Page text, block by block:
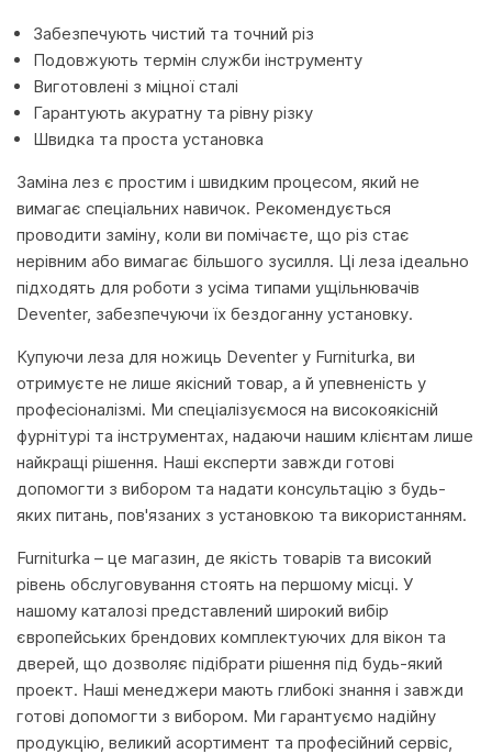
Забезпечують чистий та точний різ
Подовжують термін служби інструменту
Виготовлені з міцної сталі
Гарантують акуратну та рівну різку
Швидка та проста установка
Заміна лез є простим і швидким процесом, який не
вимагає спеціальних навичок. Рекомендується
проводити заміну, коли ви помічаєте, що різ стає
нерівним або вимагає більшого зусилля. Ці леза ідеально
підходять для роботи з усіма типами ущільнювачів
Deventer, забезпечуючи їх бездоганну установку.
Купуючи леза для ножиць Deventer у Furniturka, ви
отримуєте не лише якісний товар, а й упевненість у
професіоналізмі. Ми спеціалізуємося на високоякісній
фурнітурі та інструментах, надаючи нашим клієнтам лише
найкращі рішення. Наші експерти завжди готові
допомогти з вибором та надати консультацію з будь-
яких питань, пов'язаних з установкою та використанням.
Furniturka – це магазин, де якість товарів та високий
рівень обслуговування стоять на першому місці. У
нашому каталозі представлений широкий вибір
європейських брендових комплектуючих для вікон та
дверей, що дозволяє підібрати рішення під будь-який
проект. Наші менеджери мають глибокі знання і завжди
готові допомогти з вибором. Ми гарантуємо надійну
продукцію, великий асортимент та професійний сервіс,